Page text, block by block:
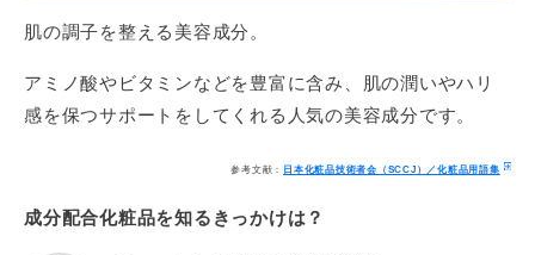
肌の調子を整える美容成分。
アミノ酸やビタミンなどを豊富に含み、肌の潤いやハリ
感を保つサポートをしてくれる人気の美容成分です。
参考文献： 日本化粧品技術者会（SCCJ）／化粧品用語集
成分配合化粧品を知るきっかけは？